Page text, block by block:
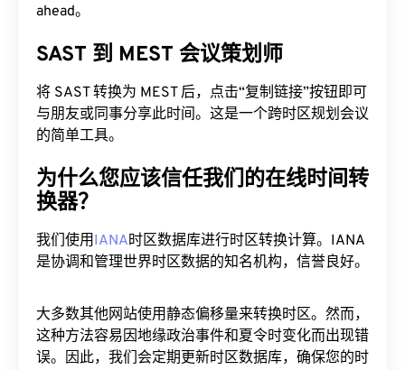
ahead。
SAST 到 MEST 会议策划师
将 SAST 转换为 MEST 后，点击“复制链接”按钮即可
与朋友或同事分享此时间。这是一个跨时区规划会议
的简单工具。
为什么您应该信任我们的在线时间转
换器？
我们使用IANA时区数据库进行时区转换计算。IANA
是协调和管理世界时区数据的知名机构，信誉良好。
大多数其他网站使用静态偏移量来转换时区。然而，
这种方法容易因地缘政治事件和夏令时变化而出现错
误。因此，我们会定期更新时区数据库，确保您的时